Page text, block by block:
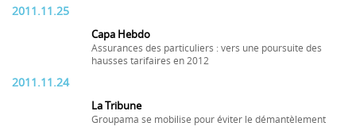
2011.11.25
Capa Hebdo
Assurances des particuliers : vers une poursuite des
hausses tarifaires en 2012
2011.11.24
La Tribune
Groupama se mobilise pour éviter le démantèlement